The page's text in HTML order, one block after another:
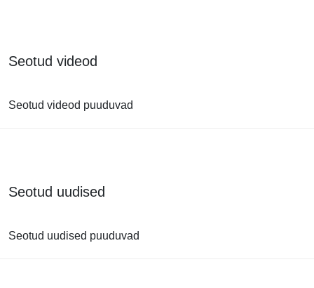
Seotud videod
Seotud videod puuduvad
Seotud uudised
Seotud uudised puuduvad